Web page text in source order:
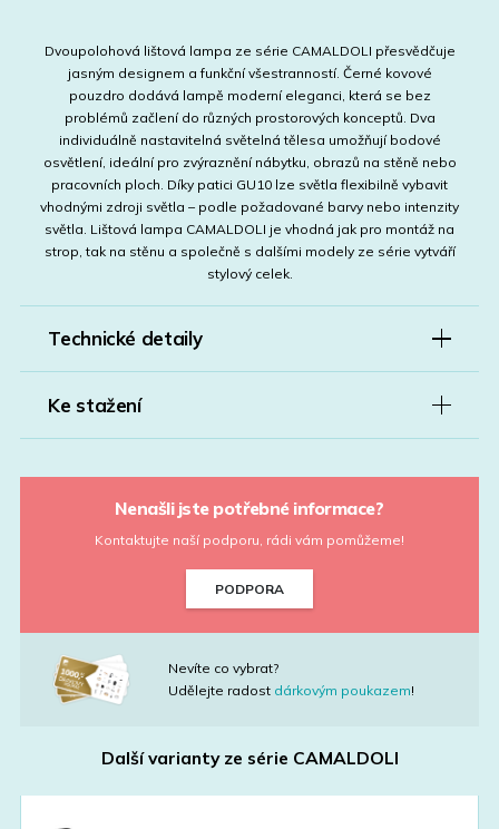
Dvoupolohová lištová lampa ze série CAMALDOLI přesvědčuje
jasným designem a funkční všestranností. Černé kovové
pouzdro dodává lampě moderní eleganci, která se bez
problémů začlení do různých prostorových konceptů. Dva
individuálně nastavitelná světelná tělesa umožňují bodové
osvětlení, ideální pro zvýraznění nábytku, obrazů na stěně nebo
pracovních ploch. Díky patici GU10 lze světla flexibilně vybavit
vhodnými zdroji světla – podle požadované barvy nebo intenzity
světla. Lištová lampa CAMALDOLI je vhodná jak pro montáž na
strop, tak na stěnu a společně s dalšími modely ze série vytváří
stylový celek.
Technické detaily
Ke stažení
Nenašli jste potřebné informace?
Kontaktujte naší podporu, rádi vám pomůžeme!
PODPORA
Nevíte co vybrat?
Udělejte radost dárkovým poukazem!
Další varianty ze série CAMALDOLI